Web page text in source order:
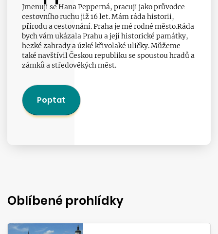
Jmenuji se Hana Pepperná, pracuji jako průvodce
cestovního ruchu již 16 let. Mám ráda historii,
přírodu a cestovnání. Praha je mé rodné město.Ráda
bych vám ukázala Prahu a její historické památky,
hezké zahrady a úzké křivolaké uličky. Můžeme
také navštívil Českou republiku se spoustou hradů a
zámků a středověkých měst.
Poptat
Oblíbené prohlídky